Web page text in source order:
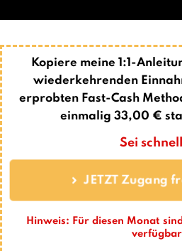
Kopiere meine 1:1-
wiederkehrenden
erprobten Fast-Cash
einmalig 33,00 €
Sei
JETZT Zugang
Hinweis: Für diesen Monat